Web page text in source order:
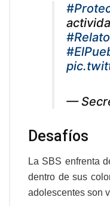
—
Desafíos
La SBS enfrenta
dentro de sus
adolescentes son